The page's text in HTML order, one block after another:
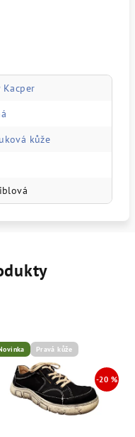
Kacper
kůže
Pravá kůže